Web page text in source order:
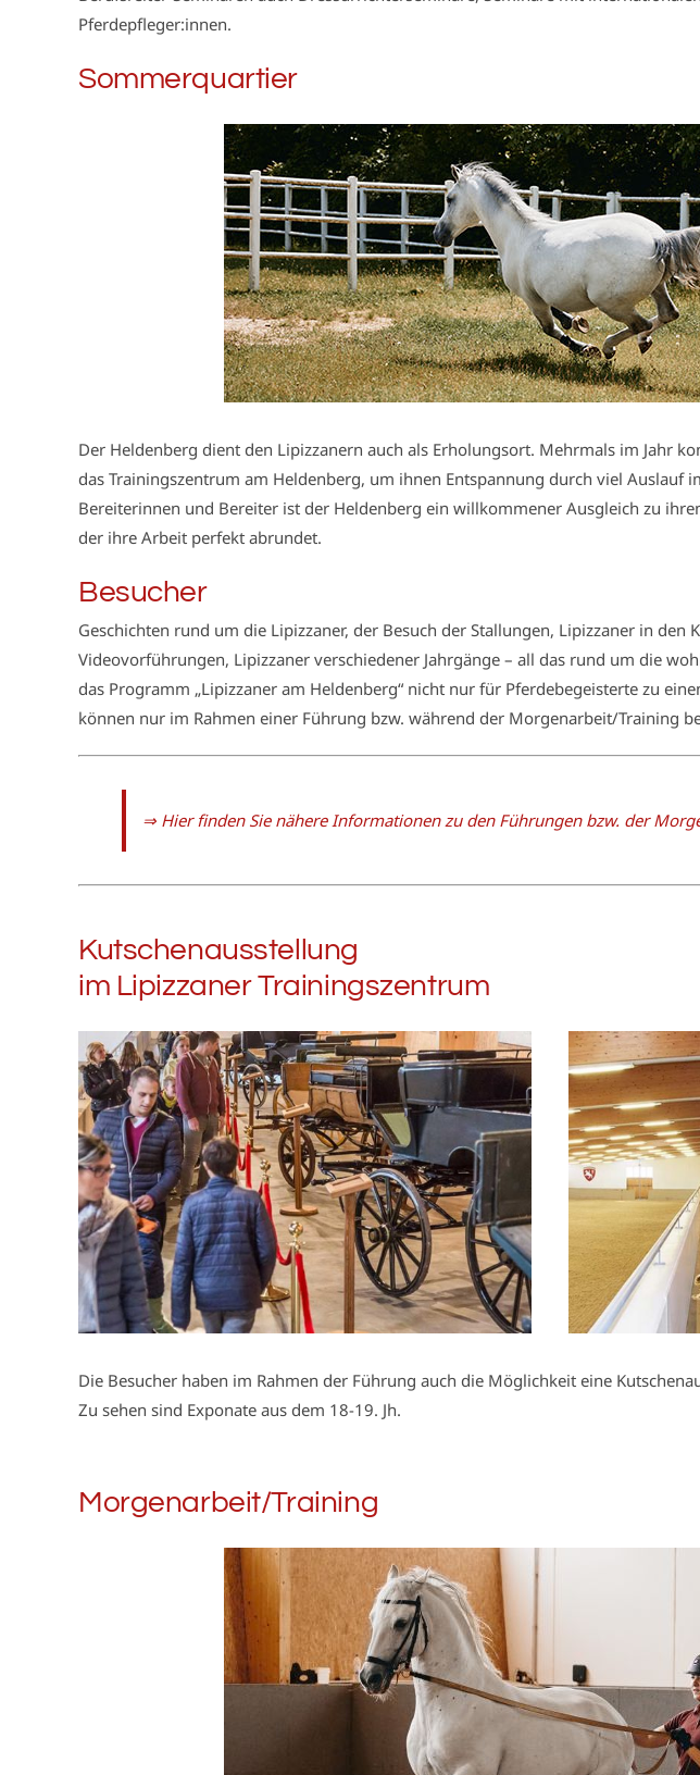
Pferdepfleger:innen.
Sommerquartier
Der Heldenberg dient den Lipizzanern auch als Erholungsort. Mehrmals im Jahr
das Trainingszentrum am Heldenberg, um ihnen Entspannung durch viel Auslauf
Bereiterinnen und Bereiter ist der Heldenberg ein willkommener Ausgleich zu
der ihre Arbeit perfekt abrundet.
Besucher
Geschichten rund um die Lipizzaner, der Besuch der Stallungen, Lipizzaner in den
Videovorführungen, Lipizzaner verschiedener Jahrgänge – all das rund um die
das Programm „Lipizzaner am Heldenberg“ nicht nur für Pferdebegeisterte zu
können nur im Rahmen einer Führung bzw. während der Morgenarbeit/Training
⇒ Hier finden Sie nähere Informationen zu den Führungen bzw. der
Kutschenausstellung
im Lipizzaner Trainingszentrum
Die Besucher haben im Rahmen der Führung auch die Möglichkeit eine
Zu sehen sind Exponate aus dem 18-19. Jh.
Morgenarbeit/Training